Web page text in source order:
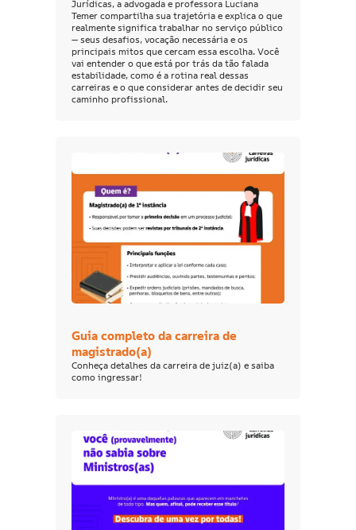
Jurídicas, a advogada e professora Luciana
Temer compartilha sua trajetória e explica o que
realmente significa trabalhar no serviço público
— seus desafios, vocação necessária e os
principais mitos que cercam essa escolha. Você
vai entender o que está por trás da tão falada
estabilidade, como é a rotina real dessas
carreiras e o que considerar antes de decidir seu
caminho profissional.
Guia completo da carreira de
magistrado(a)
Conheça detalhes da carreira de juiz(a) e saiba
como ingressar!